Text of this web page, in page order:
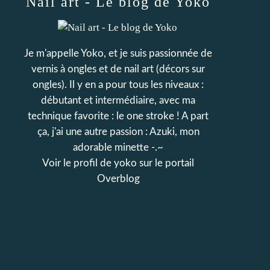
Je m'appelle Yoko, et je suis passionnée de
vernis à ongles et de nail art (décors sur
ongles). Il y en a pour tous les niveaux :
débutant et intermédiaire, avec ma
technique favorite : le one stroke ! A part
ça, j'ai une autre passion : Azuki, mon
adorable minette -.~
Voir le profil de yoko sur le portail
Overblog